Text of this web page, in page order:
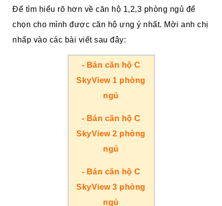
Để tìm hiểu rõ hơn về căn hộ 1,2,3 phòng ngủ để
chọn cho mình được căn hộ ưng ý nhất. Mời anh chị
nhấp vào các bài viết sau đây:
- Bán căn hộ C
SkyView 1 phòng
ngủ
- Bán căn hộ C
SkyView 2 phòng
ngủ
- Bán căn hộ C
SkyView 3 phòng
ngủ